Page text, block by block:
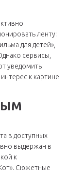
ленту:
для детей»,
сервисы,
уведомить
к картине
в доступных
выдержан в
к
Сюжетные